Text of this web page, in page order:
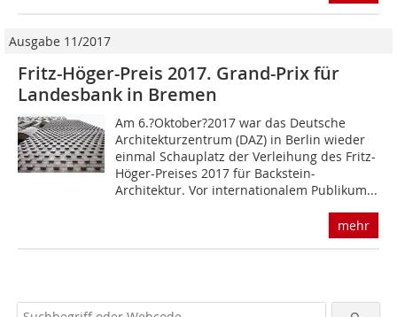
Ausgabe 11/2017
Fritz-Höger-Preis 2017. Grand-Prix für
Landesbank in Bremen
Am 6.?Oktober?2017 war das Deutsche
Architekturzentrum (DAZ) in Berlin wieder
einmal Schauplatz der Verleihung des Fritz-
Höger-Preises 2017 für Backstein-
Architektur. Vor internationalem Publikum...
mehr